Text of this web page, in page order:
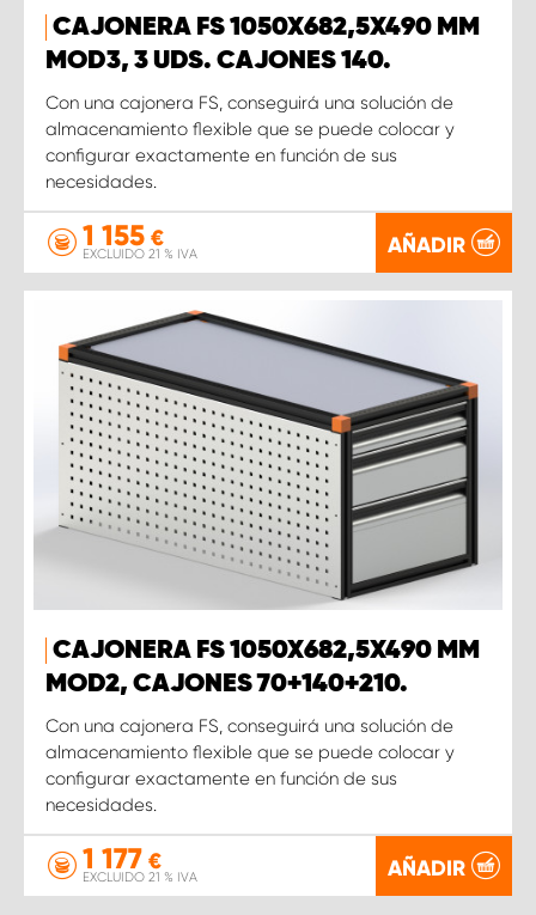
CAJONERA FS 1050X682,5X490 MM
MOD3, 3 UDS. CAJONES 140.
Con una cajonera FS, conseguirá una solución de
almacenamiento flexible que se puede colocar y
configurar exactamente en función de sus
necesidades.
1 155 €
EXCLUIDO 21 % IVA AÑADIR
CAJONERA FS 1050X682,5X490 MM
MOD2, CAJONES 70+140+210.
Con una cajonera FS, conseguirá una solución de
almacenamiento flexible que se puede colocar y
configurar exactamente en función de sus
necesidades.
1 177 €
EXCLUIDO 21 % IVA AÑADIR